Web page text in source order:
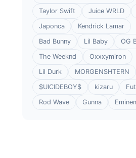
Taylor Swift
Juice WRLD
Japonca
Kendrick Lamar
Bad Bunny
Lil Baby
OG
The Weeknd
Oxxxymiron
Lil Durk
MORGENSHTERN
$UICIDEBOY$
kizaru
Rod Wave
Gunna